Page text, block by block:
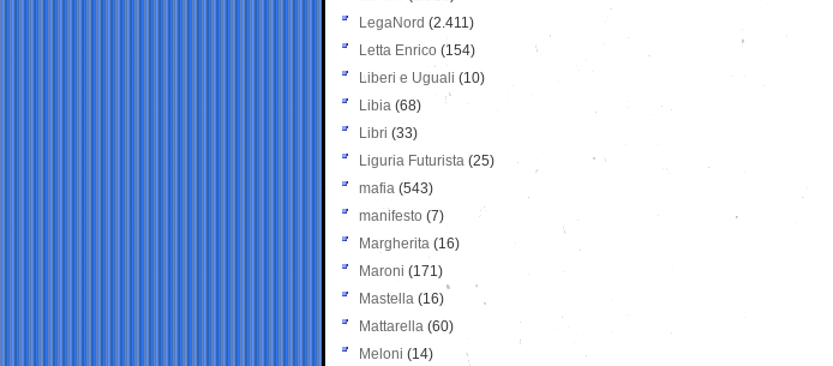
LegaNord (2.411)
Letta Enrico (154)
Liberi e Uguali (10)
Libia (68)
Libri (33)
Liguria Futurista (25)
mafia (543)
manifesto (7)
Margherita (16)
Maroni (171)
Mastella (16)
Mattarella (60)
Meloni (14)